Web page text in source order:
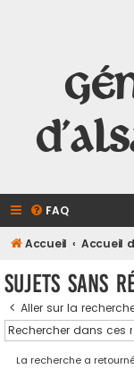
FAQ
Accueil
Sujets sans
Aller sur la
La recherche a